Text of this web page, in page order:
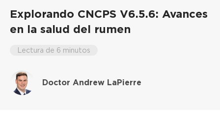
Explorando CNCPS V6.5.6: Avances
en la salud del rumen
Lectura de 6 minutos
Doctor Andrew LaPierre